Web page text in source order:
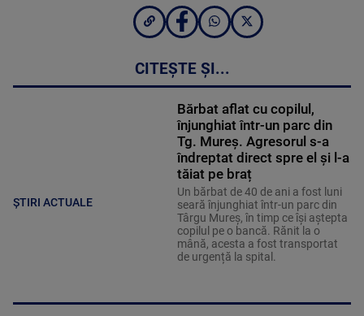
CITEȘTE ȘI...
ȘTIRI ACTUALE
Bărbat aflat cu copilul,
înjunghiat într-un parc din
Tg. Mureș. Agresorul s-a
îndreptat direct spre el și l-a
tăiat pe braț
Un bărbat de 40 de ani a fost luni
seară înjunghiat într-un parc din
Târgu Mureș, în timp ce își aștepta
copilul pe o bancă. Rănit la o
mână, acesta a fost transportat
de urgență la spital.